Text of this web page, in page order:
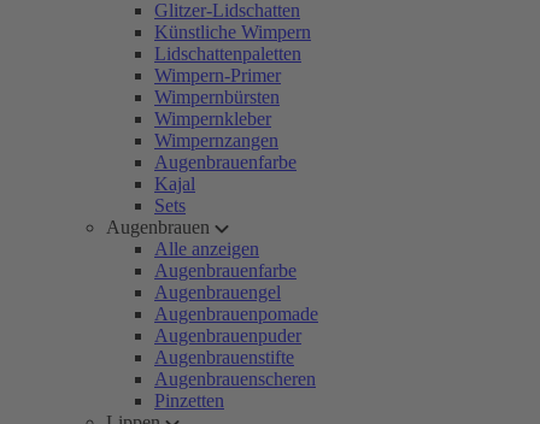
Glitzer-Lidschatten
Künstliche Wimpern
Lidschattenpaletten
Wimpern-Primer
Wimpernbürsten
Wimpernkleber
Wimpernzangen
Augenbrauenfarbe
Kajal
Sets
Augenbrauen
Alle anzeigen
Augenbrauenfarbe
Augenbrauengel
Augenbrauenpomade
Augenbrauenpuder
Augenbrauenstifte
Augenbrauenscheren
Pinzetten